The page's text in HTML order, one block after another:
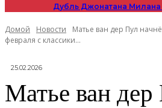
Дубль Джонатана
Домой Новости
Матье ван дер Пул
февраля с классики...
25.02.2026
Матье ван